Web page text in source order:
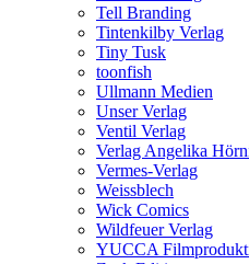
Tell Branding
Tintenkilby Verlag
Tiny Tusk
toonfish
Ullmann Medien
Unser Verlag
Ventil Verlag
Verlag Angelika
Vermes-Verlag
Weissblech
Wick Comics
Wildfeuer Verlag
YUCCA